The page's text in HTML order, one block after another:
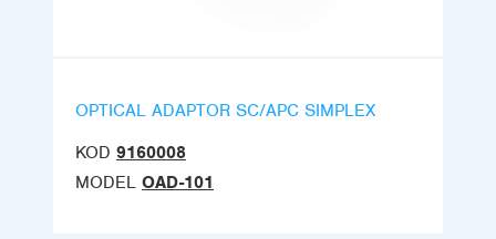
OPTICAL ADAPTOR SC/APC SIMPLEX
KOD 9160008
MODEL OAD-101